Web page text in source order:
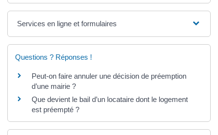
Services en ligne et formulaires
Questions ? Réponses !
Peut-on faire annuler une décision de préemption
d’une mairie ?
Que devient le bail d’un locataire dont le logement
est préempté ?